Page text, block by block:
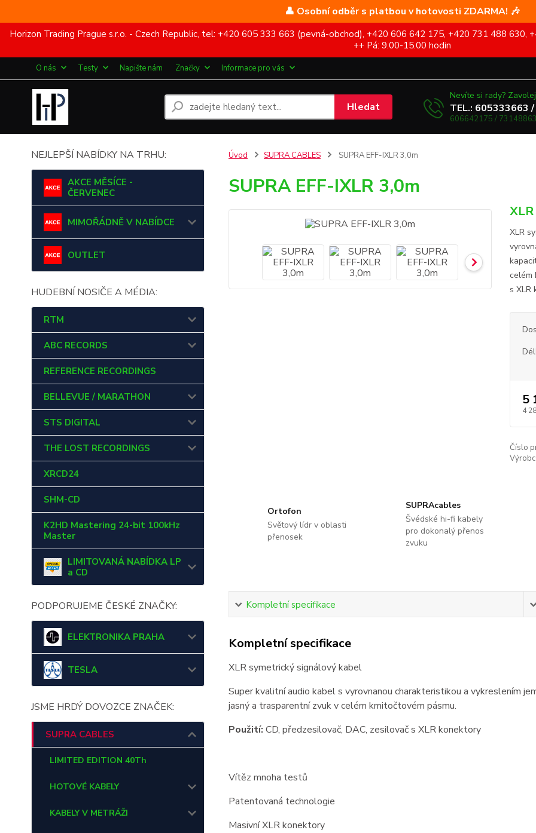
👤 Osobní odběr s platbou v hotovosti ZDARMA! 🎶
Horizon Trading Prague s.r.o. - Czech Republic, tel: +420 605 333 663 (pevná-obchod), +420 606 642 175, +420 731 488
++ Pá: 9.00-15.00 hodin
O nás Testy Napište nám Značky Informace pro vás
Hledat
Nevíte si rady?
TEL.: 605333663 /
606642175 /
NEJLEPŠÍ NABÍDKY NA TRHU:
AKCE MĚSÍCE -
ČERVENEC
MIMOŘÁDNĚ V NABÍDCE
OUTLET
HUDEBNÍ NOSIČE A MÉDIA:
RTM
ABC RECORDS
REFERENCE RECORDINGS
BELLEVUE / MARATHON
STS DIGITAL
THE LOST RECORDINGS
XRCD24
SHM-CD
K2HD Mastering 24-bit 100kHz
Master
LIMITOVANÁ NABÍDKA LP
a CD
PODPORUJEME ČESKÉ ZNAČKY:
ELEKTRONIKA PRAHA
TESLA
JSME HRDÝ DOVOZCE ZNAČEK:
SUPRA CABLES
LIMITED EDITION 40Th
HOTOVÉ KABELY
KABELY V METRÁŽI
Úvod SUPRA CABLES SUPRA EFF-IXLR 3,0m
SUPRA EFF-IXLR 3,0m
XLR
celém
s
5
4
Číslo
Ortofon
Světový lídr v oblasti
přenosek
SUPRAcables
Švédské hi-fi kabely
pro dokonalý přenos
zvuku
Kompletní specifikace
Kompletní specifikace
XLR symetrický signálový kabel
Super kvalitní audio kabel s vyrovnanou charakteristikou a vykreslením
jasný a trasparentní zvuk v celém kmitočtovém pásmu.
Použití: CD, předzesilovač, DAC, zesilovač s XLR konektory
Vítěz mnoha testů
Patentovaná technologie
Masivní XLR konektory